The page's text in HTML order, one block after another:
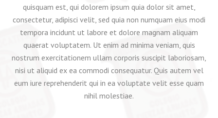
quisquam est, qui dolorem ipsum quia dolor sit amet,
consectetur, adipisci velit, sed quia non numquam eius modi
tempora incidunt ut labore et dolore magnam aliquam
quaerat voluptatem. Ut enim ad minima veniam, quis
nostrum exercitationem ullam corporis suscipit laboriosam,
nisi ut aliquid ex ea commodi consequatur. Quis autem vel
eum iure reprehenderit qui in ea voluptate velit esse quam
nihil molestiae.